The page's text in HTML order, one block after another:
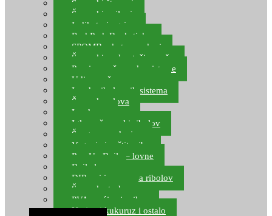
Šaranski štapovi
Šaranski najloni
Indikatori ugriza
Rod Pod, Banksticks
SPOMB rakete, markeri
Šaranski podmetači, mreže
Pernice za šaranske sisteme
Udice za šarana, amura
Izrada ribolovnih sistema
Šaranska olova
Leadcore
Igle za šaranski ribolov
Špage, upredenice
Vaganje i zaštita ribe
Pop Up Boile – lovne
Boile lovne
DIP-ovi i arome za ribolov
Šaranske torbe
PVA vrećice i pribor
Umjetni kukuruz i ostalo